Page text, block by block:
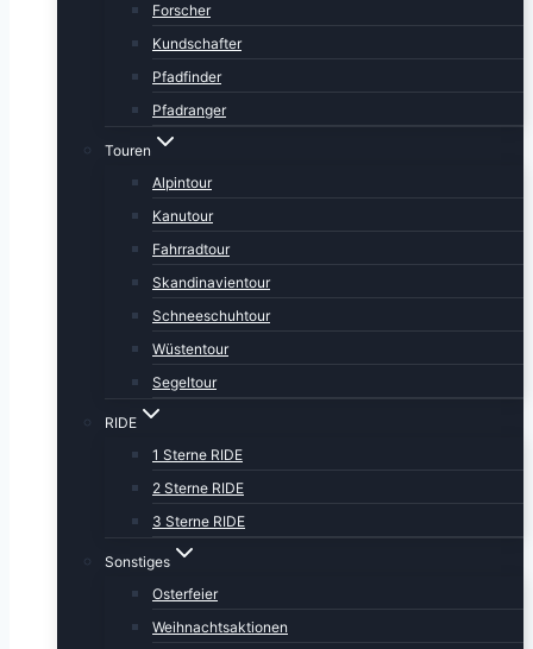
Forscher
Kundschafter
Pfadfinder
Pfadranger
Touren
Alpintour
Kanutour
Fahrradtour
Skandinavientour
Schneeschuhtour
Wüstentour
Segeltour
RIDE
1 Sterne RIDE
2 Sterne RIDE
3 Sterne RIDE
Sonstiges
Osterfeier
Weihnachtsaktionen